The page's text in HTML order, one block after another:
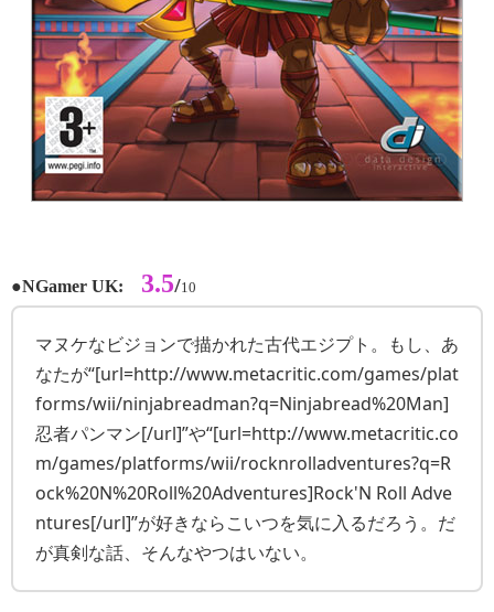
●NGamer UK: 3.5/10
マヌケなビジョンで描かれた古代エジプト。もし、あ
なたが“[url=http://www.metacritic.com/games/plat
forms/wii/ninjabreadman?q=Ninjabread%20Man]
忍者パンマン[/url]”や“[url=http://www.metacritic.co
m/games/platforms/wii/rocknrolladventures?q=R
ock%20N%20Roll%20Adventures]Rock'N Roll Adve
ntures[/url]”が好きならこいつを気に入るだろう。だ
が真剣な話、そんなやつはいない。